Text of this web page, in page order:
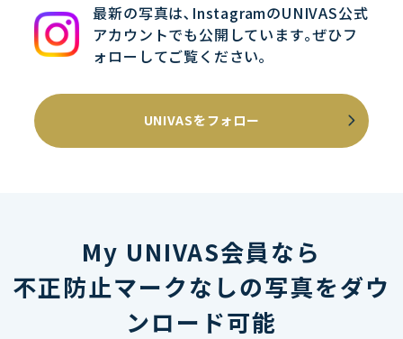
最新の写真は､InstagramのUNIVAS公式
アカウントでも公開しています｡ぜひフ
ォローしてご覧ください｡
UNIVASをフォロー
My UNIVAS会員なら
不正防止マークなしの写真をダウ
ンロード可能